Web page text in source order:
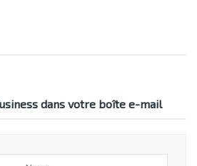
dans votre boîte e-mail